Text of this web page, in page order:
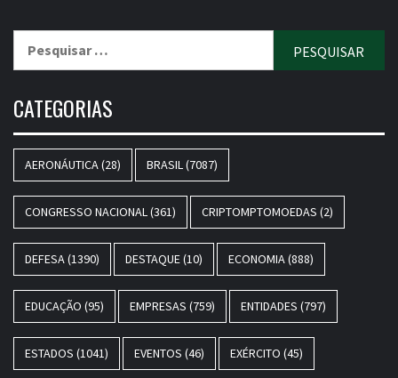
por:
CATEGORIAS
AERONÁUTICA (28) BRASIL (7087)
CONGRESSO NACIONAL (361) CRIPTOMPTOMOEDAS (2)
DEFESA (1390) DESTAQUE(10) ECONOMIA (888)
EDUCAÇÃO (95) EMPRESAS (759) ENTIDADES (797)
ESTADOS (1041) EVENTOS (46) EXÉRCITO (45)